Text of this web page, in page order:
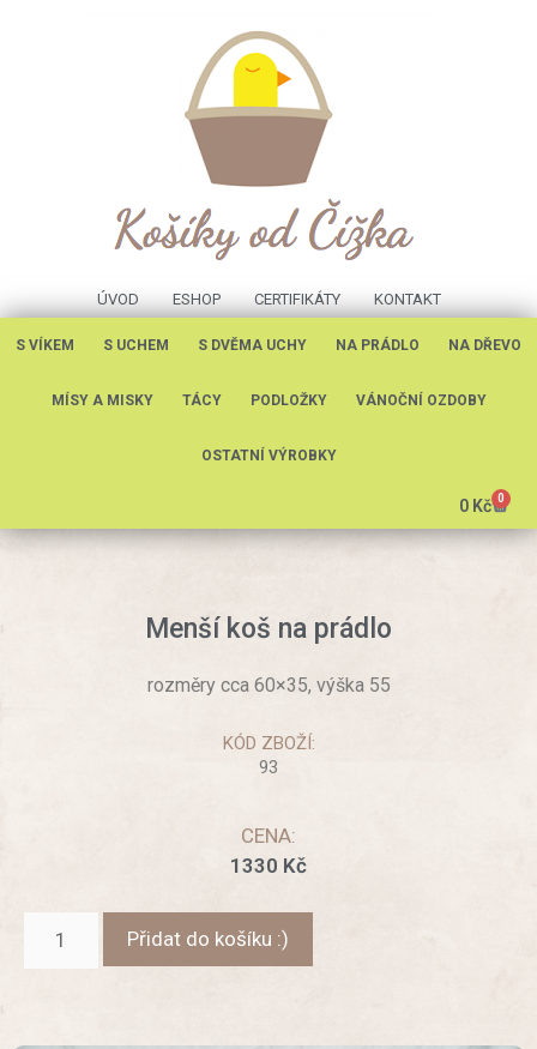
ÚVOD ESHOP CERTIFIKÁTY KONTAKT
S VÍKEM S UCHEM S DVĚMA UCHY NA PRÁDLO NA DŘEVO
MÍSY A MISKY TÁCY PODLOŽKY VÁNOČNÍ OZDOBY
OSTATNÍ VÝROBKY
0 Kč 0
Menší koš na prádlo
rozměry cca 60×35, výška 55
KÓD ZBOŽÍ:
93
CENA:
1330 Kč
Přidat do košíku :)